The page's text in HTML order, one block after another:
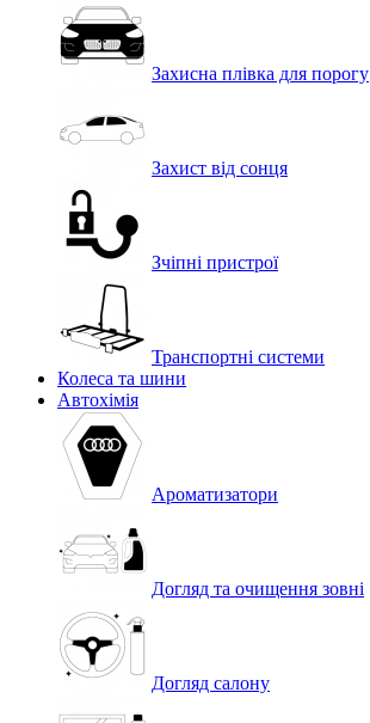
Захисна плівка для порогу
Захист від сонця
Зчіпні пристрої
Транспортні системи
Колеса та шини
Автохімія
Ароматизатори
Догляд та очищення зовні
Догляд салону